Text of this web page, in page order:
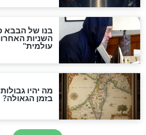
"לפני הגאולה
והכחשה גדולה
האמונה"
האם לאחר בוא
אפשר לחזור